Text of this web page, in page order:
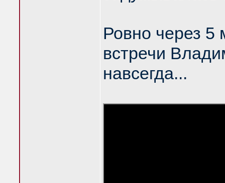
Ровно через 5
встречи
навсегда...